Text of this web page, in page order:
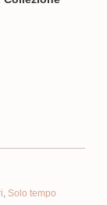
, Solo tempo